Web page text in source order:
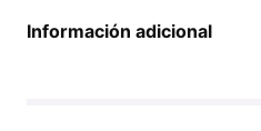
Información adicional